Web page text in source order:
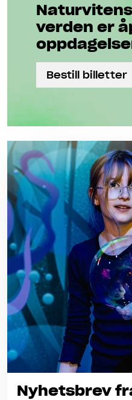
verden er
Bestill billetter
Nyhetsbrev